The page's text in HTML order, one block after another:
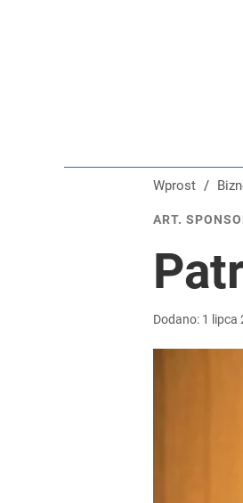
Wprost /
ART.
Dodano: 1 lipca